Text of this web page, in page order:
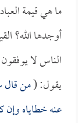
ما هي قيمة
أوجدها الله؟
الناس لا
يقول: (من قال
عنه خطاياه